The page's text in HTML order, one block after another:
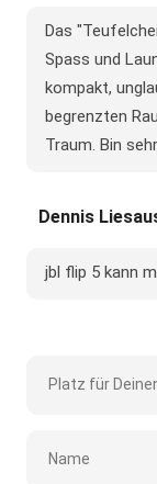
Das
Spass und
kompakt,
begrenzten
Traum. Bin
Dennis
jbl flip 5 kann